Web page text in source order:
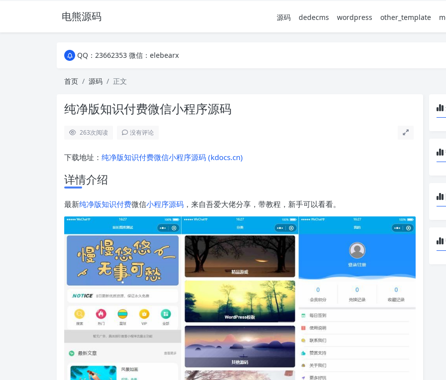
电熊源码 源码 dedecms wordpress other_template
QQ：23662353 微信：elebearx
首页
源码 正文
纯净版知识付费微信小程序源码
263次阅读 没有评论
下载地址： 纯净版知识付费微信小程序源码 (kdocs.cn)
详情介绍
最新纯净版知识付费微信小程序源码 ，来自吾爱大佬分享，带教程，新手可以看看。